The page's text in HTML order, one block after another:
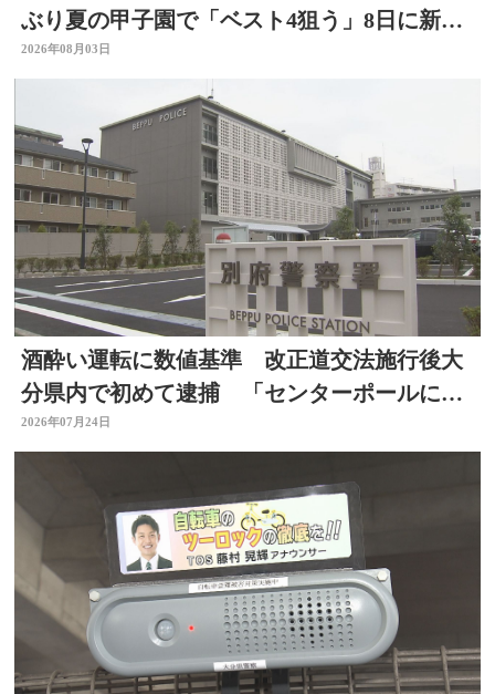
ぶり夏の甲子園で「ベスト4狙う」8日に新潟
代表と対戦
2026年08月03日
酒酔い運転に数値基準 改正道交法施行後大
分県内で初めて逮捕 「センターポールに接
触して去った」と通報
2026年07月24日